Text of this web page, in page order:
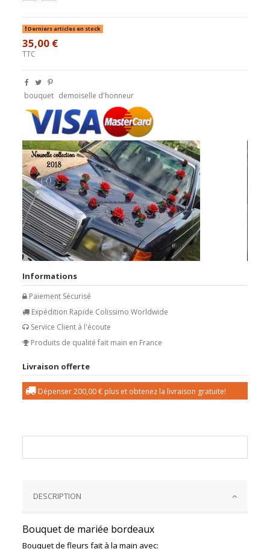
Derniers articles en stock
35,00 €
TTC
bouquet demoiselle d'honneur
Informations
Paiement Sécurisé
Expédition Rapide Colissimo Worldwide
Service Client à l'écoute
Produits de qualité fait main en France
Livraison offerte
Dépenser200,00 € plus et obtenez la livraison gratuite!
DESCRIPTION
Bouquet de mariée bordeaux
Bouquet de fleurs fait à la main avec: